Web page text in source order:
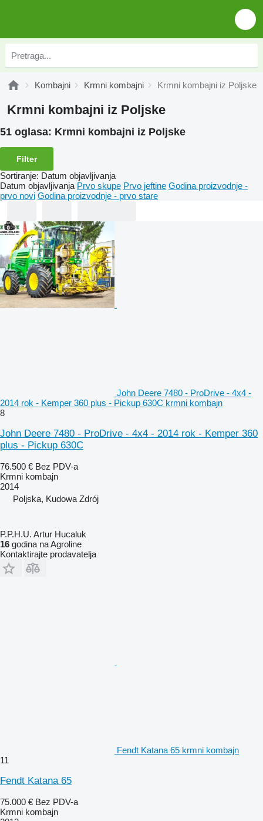
Kombajni Krmni kombajni Krmni kombajni iz Poljske
Krmni kombajni iz Poljske
51 oglasa: Krmni kombajni iz Poljske
Filter
Sortiranje: Datum objavljivanja
Datum objavljivanja Prvo skupe Prvo jeftine Godina proizvodnje -
prvo novi Godina proizvodnje - prvo stare
John Deere 7480 - ProDrive - 4x4 -
2014 rok - Kemper 360 plus - Pickup 630C krmni kombajn
8
John Deere 7480 - ProDrive - 4x4 - 2014 rok - Kemper 360
plus - Pickup 630C
76.500 € Bez PDV-a
Krmni kombajn
2014
Poljska, Kudowa Zdrój
P.P.H.U. Artur Hucaluk
16 godina na Agroline
Kontaktirajte prodavatelja
Fendt Katana 65 krmni kombajn
11
Fendt Katana 65
75.000 € Bez PDV-a
Krmni kombajn